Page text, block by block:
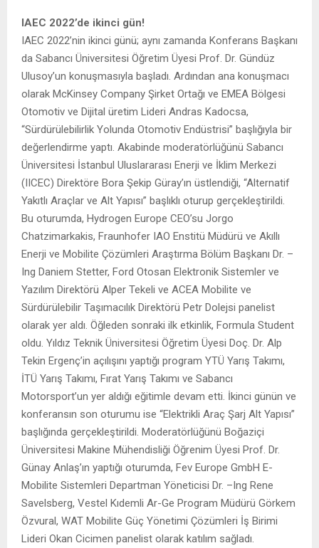
IAEC 2022’de ikinci gün!
IAEC 2022’nin ikinci günü; aynı zamanda Konferans Başkanı
da Sabancı Üniversitesi Öğretim Üyesi Prof. Dr. Gündüz
Ulusoy’un konuşmasıyla başladı. Ardından ana konuşmacı
olarak McKinsey Company Şirket Ortağı ve EMEA Bölgesi
Otomotiv ve Dijital üretim Lideri Andras Kadocsa,
“Sürdürülebilirlik Yolunda Otomotiv Endüstrisi” başlığıyla bir
değerlendirme yaptı. Akabinde moderatörlüğünü Sabancı
Üniversitesi İstanbul Uluslararası Enerji ve İklim Merkezi
(IICEC) Direktöre Bora Şekip Güray’ın üstlendiği, “Alternatif
Yakıtlı Araçlar ve Alt Yapısı” başlıklı oturup gerçekleştirildi.
Bu oturumda, Hydrogen Europe CEO’su Jorgo
Chatzimarkakis, Fraunhofer IAO Enstitü Müdürü ve Akıllı
Enerji ve Mobilite Çözümleri Araştırma Bölüm Başkanı Dr. –
Ing Daniem Stetter, Ford Otosan Elektronik Sistemler ve
Yazılım Direktörü Alper Tekeli ve ACEA Mobilite ve
Sürdürülebilir Taşımacılık Direktörü Petr Dolejsi panelist
olarak yer aldı. Öğleden sonraki ilk etkinlik, Formula Student
oldu. Yıldız Teknik Üniversitesi Öğretim Üyesi Doç. Dr. Alp
Tekin Ergenç’in açılışını yaptığı program YTÜ Yarış Takımı,
İTÜ Yarış Takımı, Fırat Yarış Takımı ve Sabancı
Motorsport’un yer aldığı eğitimle devam etti. İkinci günün ve
konferansın son oturumu ise “Elektrikli Araç Şarj Alt Yapısı”
başlığında gerçekleştirildi. Moderatörlüğünü Boğaziçi
Üniversitesi Makine Mühendisliği Öğrenim Üyesi Prof. Dr.
Günay Anlaş’ın yaptığı oturumda, Fev Europe GmbH E-
Mobilite Sistemleri Departman Yöneticisi Dr. –Ing Rene
Savelsberg, Vestel Kıdemli Ar-Ge Program Müdürü Görkem
Özvural, WAT Mobilite Güç Yönetimi Çözümleri İş Birimi
Lideri Okan Cicimen panelist olarak katılım sağladı.